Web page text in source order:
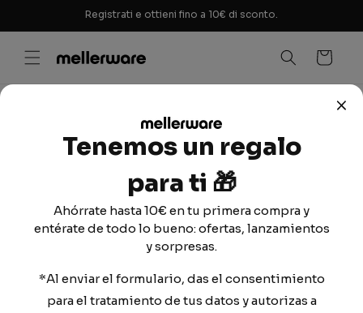
direttamente
ai contenuti
Registrati e ottieni fino a 10€ di sconto.
Carrello
Tenemos un regalo
para ti 🎁
Ahórrate hasta 10€ en tu primera compra y
entérate de todo lo bueno: ofertas, lanzamientos
y sorpresas.
*Al enviar el formulario, das el consentimiento
para el tratamiento de tus datos y autorizas a
TI AIUTIAMO?
Come possiamo aiutarti?